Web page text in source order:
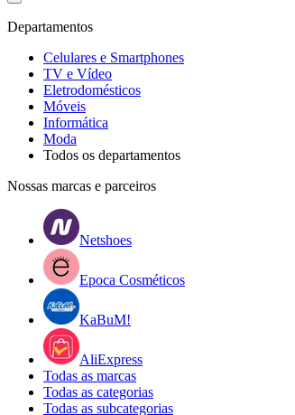
Departamentos
Celulares e Smartphones
TV e Vídeo
Eletrodomésticos
Móveis
Informática
Moda
Todos os departamentos
Nossas marcas e parceiros
Netshoes
Epoca Cosméticos
KaBuM!
AliExpress
Todas as marcas
Todas as categorias
Todas as subcategorias